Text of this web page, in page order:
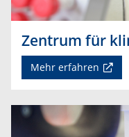
Zentrum für
Mehr erfahren